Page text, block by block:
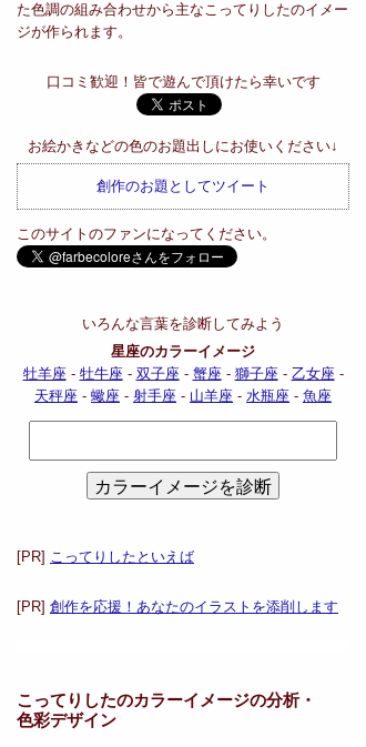
た色調の組み合わせから主なこってりしたのイメー
ジが作られます。
口コミ歓迎！皆で遊んで頂けたら幸いです
お絵かきなどの色のお題出しにお使いください↓
創作のお題としてツイート
このサイトのファンになってください。
いろんな言葉を診断してみよう
星座のカラーイメージ
牡羊座- 牡牛座- 双子座- 蟹座- 獅子座- 乙女座-
天秤座 - 蠍座 - 射手座 - 山羊座 - 水瓶座 - 魚座
[PR] こってりしたといえば
[PR] 創作を応援！あなたのイラストを添削します
こってりしたのカラーイメージの分析・
色彩デザイン